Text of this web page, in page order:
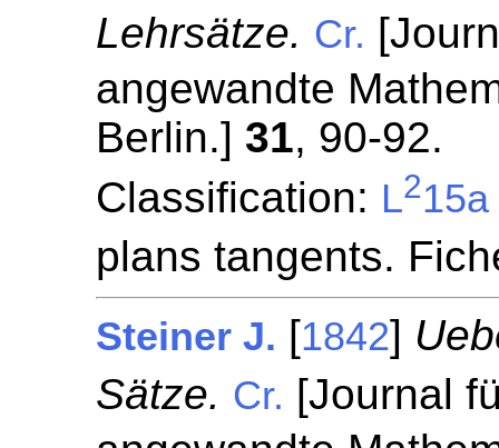
Lehrsätze. Cr.
angewandte
Berlin.] 31, 90-92.
Classification: L215a
plans tangents.
Steiner J. [1842]
Sätze. Cr. [Journal